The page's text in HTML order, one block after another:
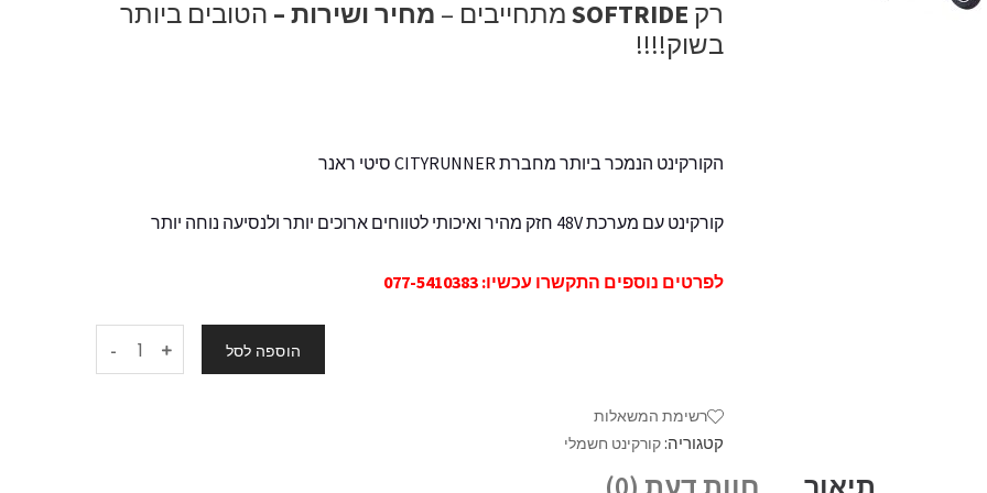
רק SOFTRIDEמתחייבים – מחיר ושירות – הטובים ביותר
בשוק!!!!
הקורקינט הנמכר ביותר מחברת CITYRUNNER סיטי ראנר
קורקינט עם מערכת 48V חזק מהיר ואיכותי לטווחים ארוכים יותר ולנסיעה נוחה יותר
לפרטים נוספים התקשרו עכשיו: 077-5410383
- הוספה לסל
רשימת המשאלות
קטגוריה: קורקינט חשמלי